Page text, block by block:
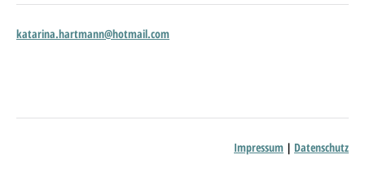
katarina.hartmann@hotmail.com
Impressum | Datenschutz